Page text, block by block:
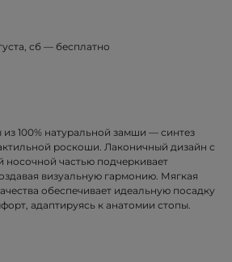
сб — бесплатно
100% натуральной замши — синтез
роскоши. Лаконичный дизайн с
частью подчеркивает
визуальную гармонию. Мягкая
обеспечивает идеальную посадку
адаптируясь к анатомии стопы.